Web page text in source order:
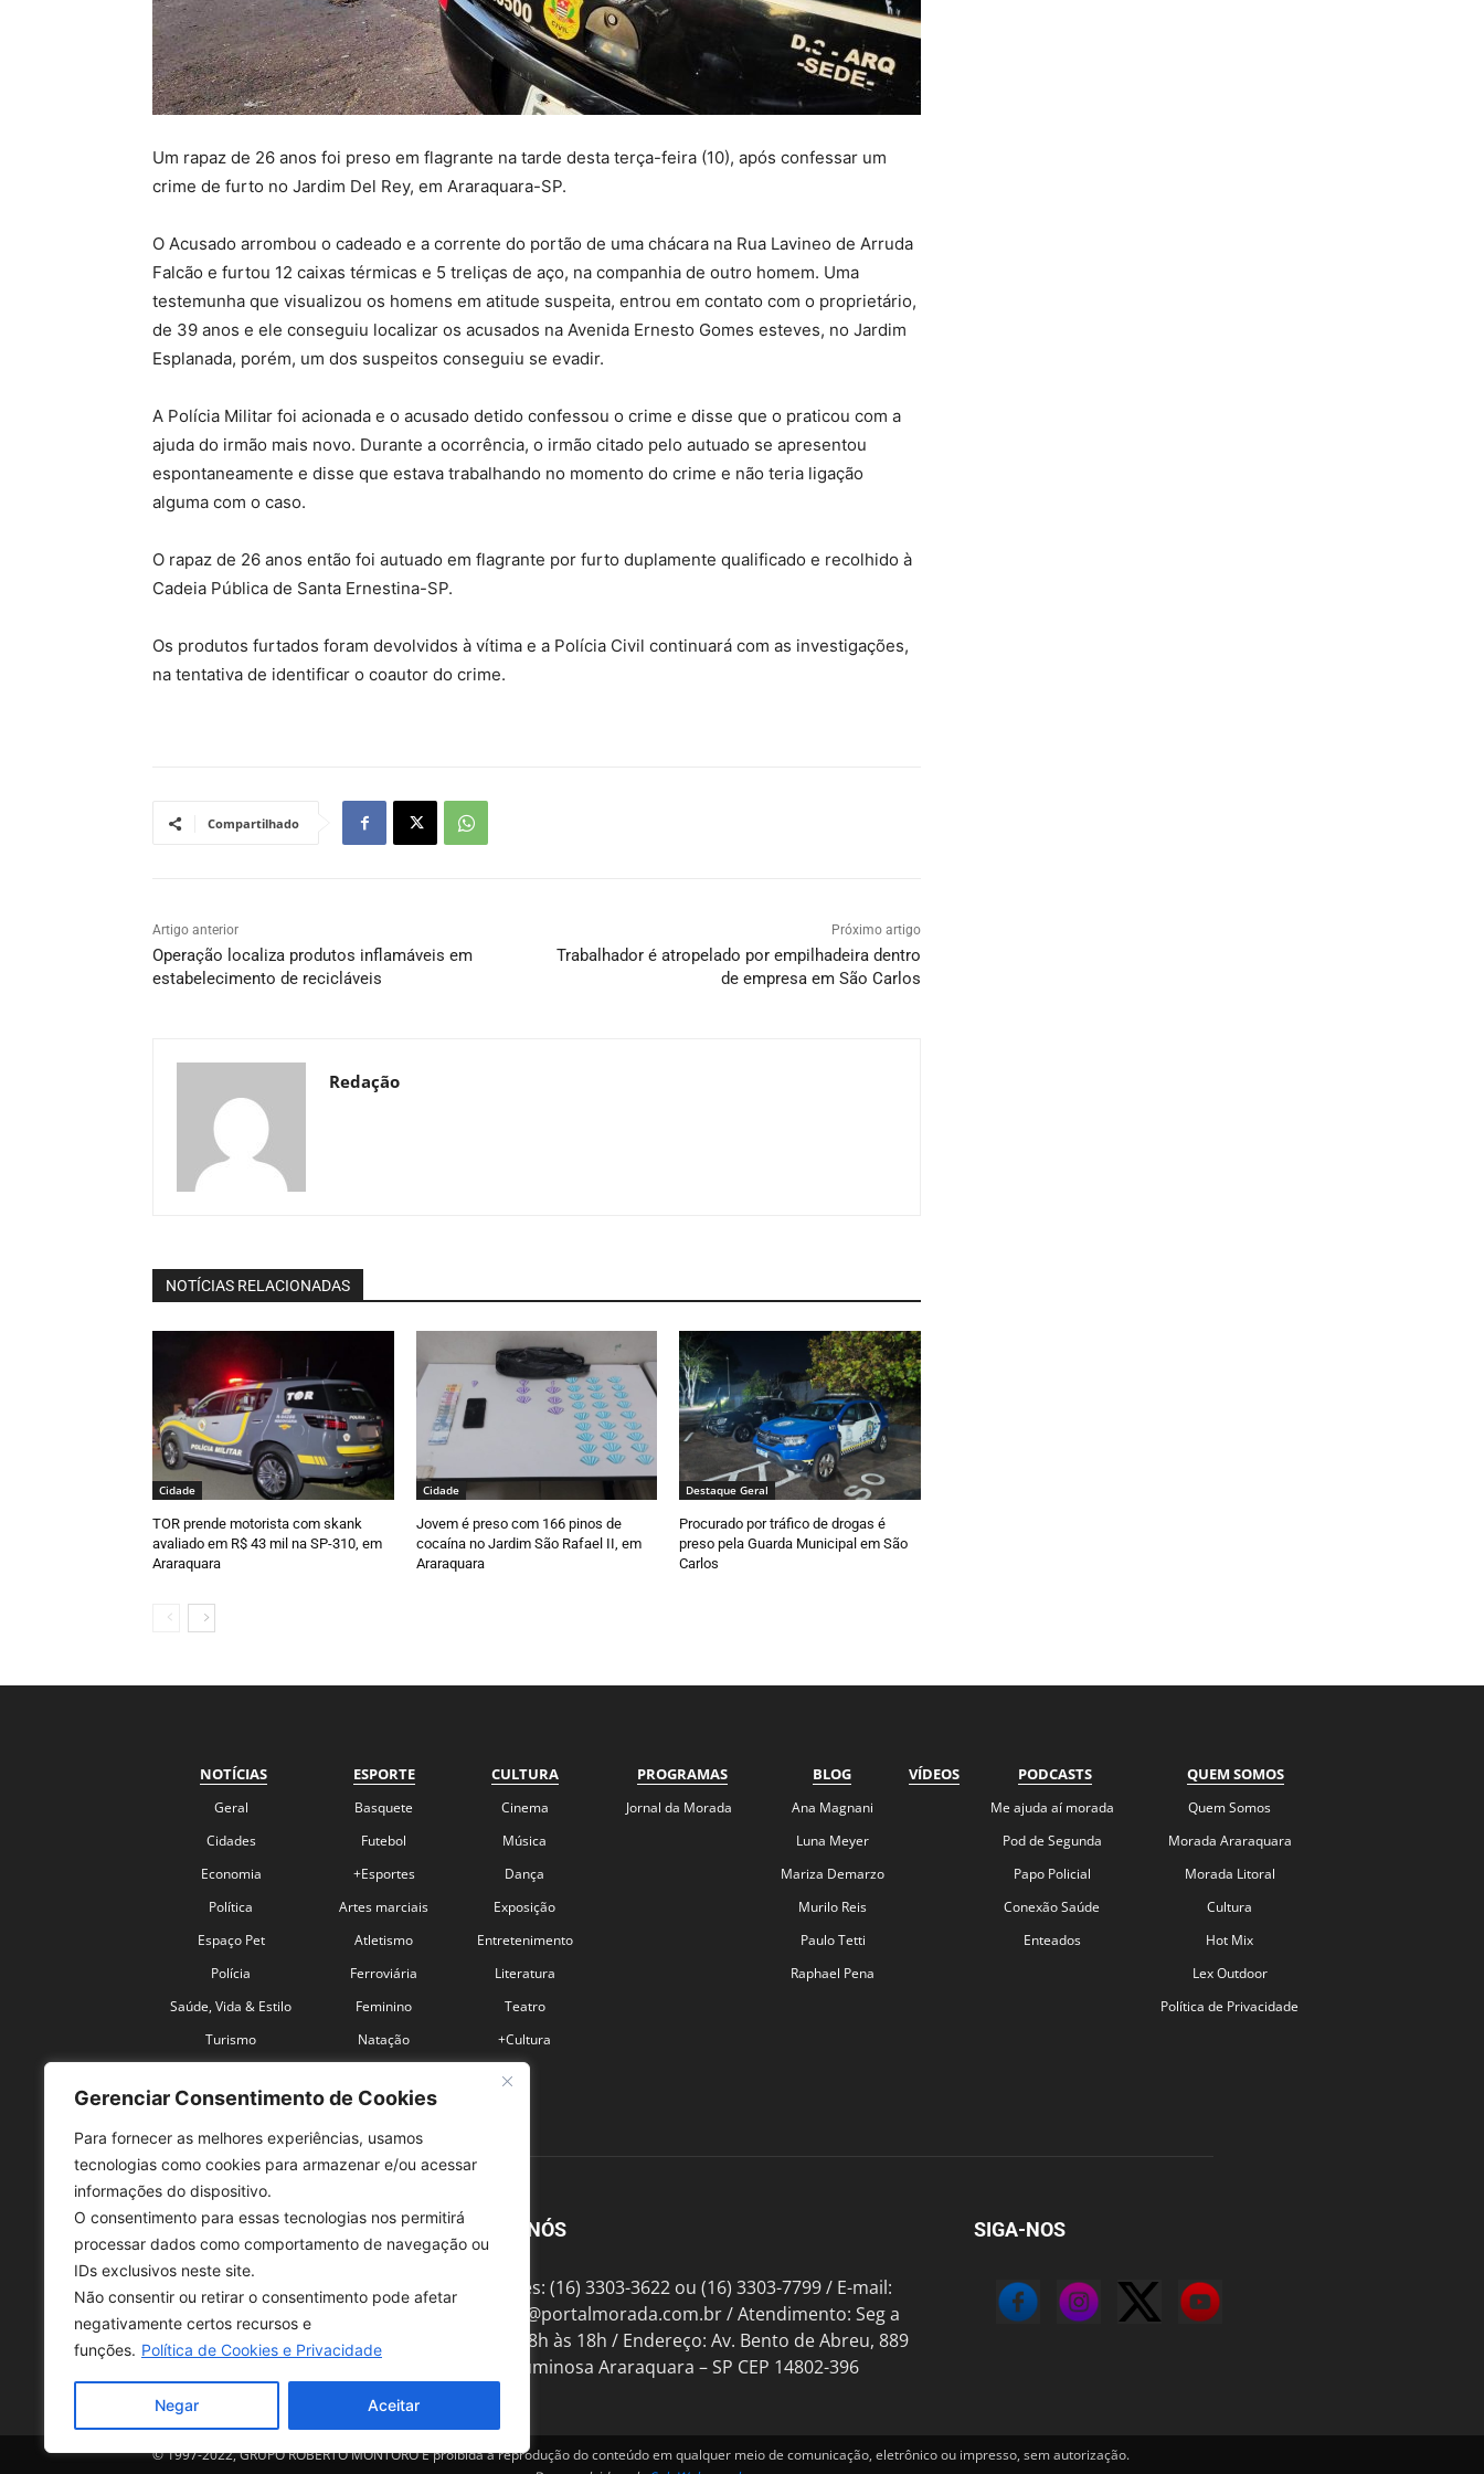
Gerenciar Consentimento de Cookies
Para fornecer as melhores experiências, usamos
tecnologias como cookies para armazenar e/ou acessar
informações do dispositivo.
O consentimento para essas tecnologias nos permitirá
processar dados como comportamento de navegação ou
IDs exclusivos neste site.
Não consentir ou retirar o consentimento pode afetar
negativamente certos recursos e
funções. Política de Cookies e Privacidade
Negar Aceitar
Um rapaz de 26 anos foi preso em flagrante na tarde desta terça-feira (10), após confessar um
crime de furto no Jardim Del Rey, em Araraquara-SP.
O Acusado arrombou o cadeado e a corrente do portão de uma chácara na Rua Lavineo de Arruda
Falcão e furtou 12 caixas térmicas e 5 treliças de aço, na companhia de outro homem. Uma
testemunha que visualizou os homens em atitude suspeita, entrou em contato com o proprietário,
de 39 anos e ele conseguiu localizar os acusados na Avenida Ernesto Gomes esteves, no Jardim
Esplanada, porém, um dos suspeitos conseguiu se evadir.
A Polícia Militar foi acionada e o acusado detido confessou o crime e disse que o praticou com a
ajuda do irmão mais novo. Durante a ocorrência, o irmão citado pelo autuado se apresentou
espontaneamente e disse que estava trabalhando no momento do crime e não teria ligação
alguma com o caso.
O rapaz de 26 anos então foi autuado em flagrante por furto duplamente qualificado e recolhido à
Cadeia Pública de Santa Ernestina-SP.
Os produtos furtados foram devolvidos à vítima e a Polícia Civil continuará com as investigações,
na tentativa de identificar o coautor do crime.
Compartilhado
Artigo anterior
Operação localiza produtos inflamáveis em
estabelecimento de recicláveis
Próximo artigo
Trabalhador é atropelado por empilhadeira dentro
de empresa em São Carlos
Redação
NOTÍCIAS RELACIONADAS
Cidade
TOR prende motorista com skank
avaliado em R$ 43 mil na SP-310, em
Araraquara
Cidade
Jovem é preso com 166 pinos de
cocaína no Jardim São Rafael II, em
Araraquara
Destaque Geral
Procurado por tráfico de drogas é
preso pela Guarda Municipal em São
Carlos
NOTÍCIAS
Geral
Cidades
Economia
Política
Espaço Pet
Polícia
Saúde, Vida & Estilo
Turismo
ESPORTE
Basquete
Futebol
+Esportes
Artes marciais
Atletismo
Ferroviária
Feminino
Natação
CULTURA
Cinema
Música
Dança
Exposição
Entretenimento
Literatura
Teatro
+Cultura
PROGRAMAS
Jornal da Morada
BLOG
Ana Magnani
Luna Meyer
Mariza Demarzo
Murilo Reis
Paulo Tetti
Raphael Pena
VÍDEOS PODCASTS
Me ajuda aí morada
Pod de Segunda
Papo Policial
Conexão Saúde
Enteados
QUEM SOMOS
Quem Somos
Morada Araraquara
Morada Litoral
Cultura
Hot Mix
Lex Outdoor
Política de Privacidade
SOBRE NÓS
Telefones: (16) 3303-3622 ou (16) 3303-7799 / E-mail:
contato@portalmorada.com.br/ Atendimento: Seg a
Sex das 8h às 18h / Endereço: Av. Bento de Abreu, 889
Fonte Luminosa Araraquara – SP CEP 14802-396
SIGA-NOS
© 1997-2022, GRUPO ROBERTO MONTORO É proibida a reprodução do conteúdo em qualquer meio de comunicação, eletrônico ou impresso, sem autorização.